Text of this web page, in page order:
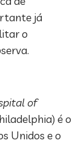
já
o
of
é o
Unidos e o